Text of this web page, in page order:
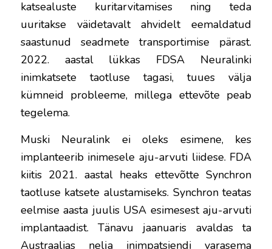
katsealuste kuritarvitamises ning teda
uuritakse väidetavalt ahvidelt eemaldatud
saastunud seadmete transportimise pärast.
2022. aastal lükkas FDSA Neuralinki
inimkatsete taotluse tagasi, tuues välja
kümneid probleeme, millega ettevõte peab
tegelema.
Muski Neuralink ei oleks esimene, kes
implanteerib inimesele aju-arvuti liidese. FDA
kiitis 2021. aastal heaks ettevõtte Synchron
taotluse katsete alustamiseks. Synchron teatas
eelmise aasta juulis USA esimesest aju-arvuti
implantaadist. Tänavu jaanuaris avaldas ta
Austraalias nelja inimpatsiendi varasema